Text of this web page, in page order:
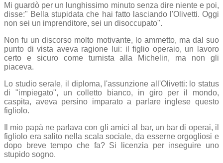
Mi guardò per un lunghissimo minuto senza dire niente e poi,
disse:" Bella stupidata che hai fatto lasciando l'Olivetti. Oggi
non sei un imprenditore, sei un disoccupato".
Non fu un discorso molto motivante, lo ammetto, ma dal suo
punto di vista aveva ragione lui: il figlio operaio, un lavoro
certo e sicuro come turnista alla Michelin, ma non gli
piaceva.
Lo studio serale, il diploma, l'assunzione all'Olivetti: lo status
di "impiegato", un colletto bianco, in giro per il mondo,
caspita, aveva persino imparato a parlare inglese questo
figliolo.
Il mio papà ne parlava con gli amici al bar, un bar di operai, il
figliolo era salito nella scala sociale, da esserne orgogliosi e
dopo breve tempo che fa? Si licenzia per inseguire uno
stupido sogno.